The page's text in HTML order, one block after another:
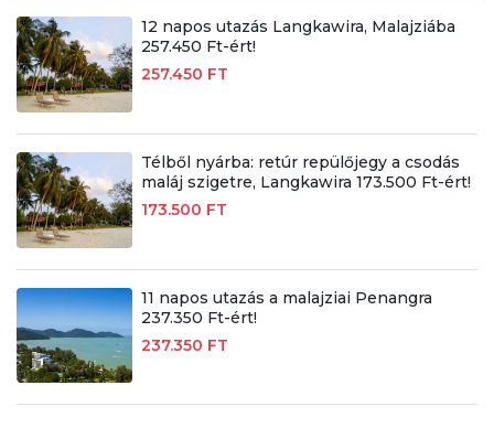
12 napos utazás Langkawira, Malajziába
257.450 Ft-ért!
257.450 FT
Télből nyárba: retúr repülőjegy a csodás
maláj szigetre, Langkawira 173.500 Ft-ért!
173.500 FT
11 napos utazás a malajziai Penangra
237.350 Ft-ért!
237.350 FT